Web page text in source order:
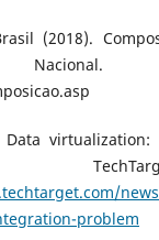
(2018).
Data
problem